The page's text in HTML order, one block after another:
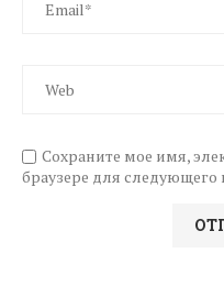
Сохраните мое имя,
браузере для